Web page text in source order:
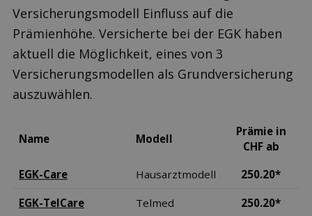
Versicherungsmodell Einfluss auf die
Prämienhöhe. Versicherte bei der EGK haben
aktuell die Möglichkeit, eines von 3
Versicherungsmodellen als Grundversicherung
auszuwählen.
Name Modell
Prämie in
CHF ab
EGK-Care
Hausarztmodell 250.20*
EGK-TelCare Telmed 250.20*